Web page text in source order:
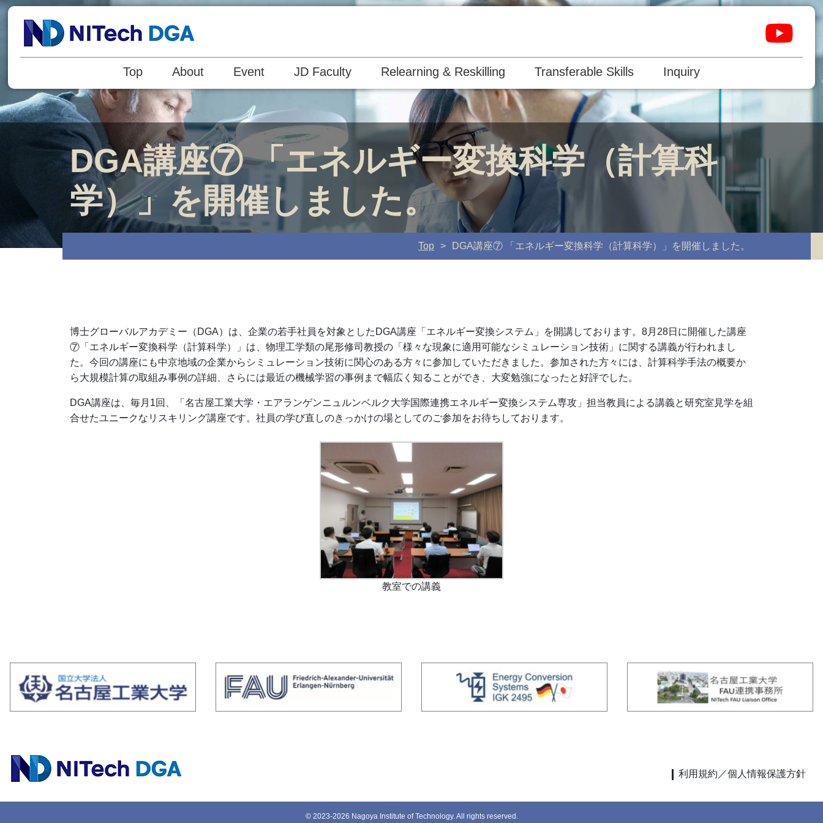
Top About Event JD Faculty Relearning & Reskilling Transferable Skills Inquiry
DGA講座⑦ 「エネルギー変換科学（計算科
学）」を開催しました。
Top DGA講座⑦ 「エネルギー変換科学（計算科学）」を開催しました。
博士グローバルアカデミー（DGA）は、企業の若手社員を対象としたDGA講座「エネルギー変換システム」を開講しております。8月28日に開催した講座
⑦「エネルギー変換科学（計算科学）」は、物理工学類の尾形修司教授の「様々な現象に適用可能なシミュレーション技術」に関する講義が行われまし
た。今回の講座にも中京地域の企業からシミュレーション技術に関心のある方々に参加していただきました。参加された方々には、計算科学手法の概要か
ら大規模計算の取組み事例の詳細、さらには最近の機械学習の事例まで幅広く知ることができ、大変勉強になったと好評でした。
DGA講座は、毎月1回、「名古屋工業大学・エアランゲンニュルンベルク大学国際連携エネルギー変換システム専攻」担当教員による講義と研究室見学を組
合せたユニークなリスキリング講座です。社員の学び直しのきっかけの場としてのご参加をお待ちしております。
教室での講義
利用規約／個人情報保護方針
© 2023-2026 Nagoya Institute of Technology. All rights reserved.